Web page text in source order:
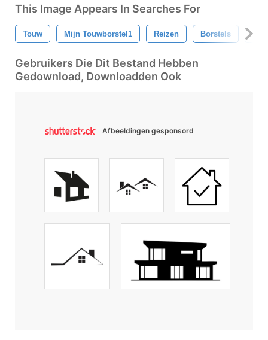
This Image Appears In Searches For
Touw Mijn Touwborstel1 Reizen Borstels
Gebruikers Die Dit Bestand Hebben
Gedownload, Downloadden Ook
Afbeeldingen gesponsord